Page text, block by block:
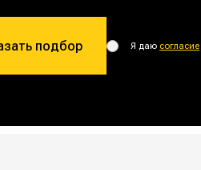
подбор Я даю согласие